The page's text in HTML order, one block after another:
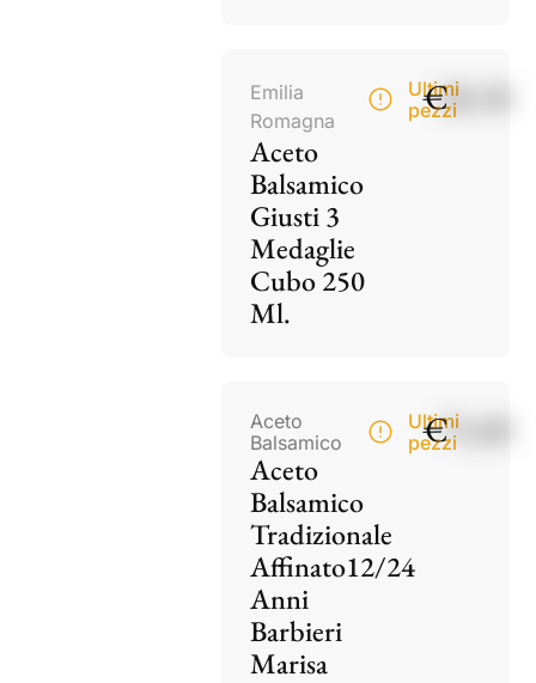
Emilia
Romagna
Aceto
Balsamico
Giusti 3
Medaglie
Cubo 250
Ml.
Ultimi
pezzi
€28,50
Aceto
Balsamico
Aceto
Balsamico
Tradizionale
Affinato12/24
Anni
Barbieri
Marisa
Ultimi
pezzi
€75,00